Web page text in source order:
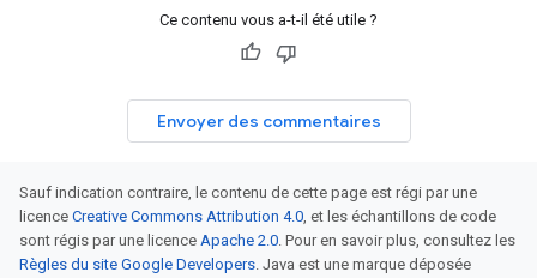
Ce contenu vous a-t-il été utile ?
Envoyer des commentaires
Sauf indication contraire, le contenu de cette page est régi par une
licence Creative Commons Attribution 4.0, et les échantillons de code
sont régis par une licence Apache 2.0. Pour en savoir plus, consultez les
Règles du site Google Developers. Java est une marque déposée